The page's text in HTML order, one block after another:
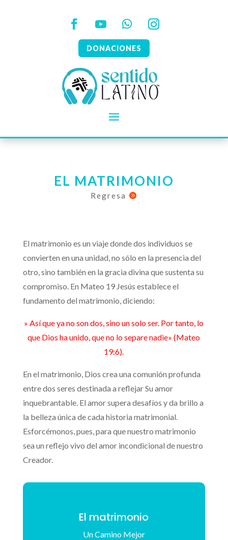
DONACIONES
EL MATRIMONIO
Regresa 
El matrimonio es un viaje donde dos individuos se
convierten en una unidad, no sólo en la presencia del
otro, sino también en la gracia divina que sustenta su
compromiso. En Mateo 19 Jesús establece el
fundamento del matrimonio, diciendo:
» Así que ya no son dos, sino un solo ser. Por tanto, lo
que Dios ha unido, que no lo separe nadie» (Mateo
19:6).
En el matrimonio, Dios crea una comunión profunda
entre dos seres destinada a reflejar Su amor
inquebrantable. El amor supera desafíos y da brillo a
la belleza única de cada historia matrimonial.
Esforcémonos, pues, para que nuestro matrimonio
sea un reflejo vivo del amor incondicional de nuestro
Creador.
El matrimonio
Un Camino Mejor